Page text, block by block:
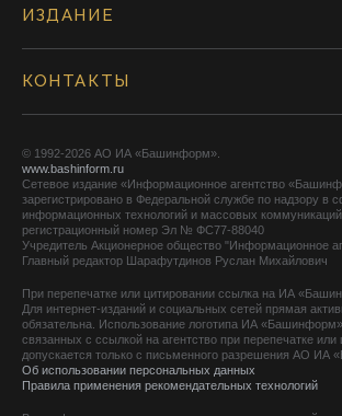
ИЗДАНИЕ
КОНТАКТЫ
© 1992-2026 АО ИА «Башинформ».
www.bashinform.ru
Сетевое издание «Информационное агентство
зарегистрировано в Федеральной службе по надзору в
информационных технологий и массовых коммуникаций
регистрационный номер Эл № ФС77-88040
Учредитель Акционерное общество "Информационное
Главный редактор Шарафутдинов Руслан Михайлович
При перепечатке или цитировании ссылка на ИА
Для интернет-изданий и социальных сетей прямая
обязательна. Использование логотипа ИА
связанных с ссылкой на агентство при перепечатке или
допускается только с письменного разрешения АО ИА
Об использовании персональных данных
Правила применения рекомендательных технологий